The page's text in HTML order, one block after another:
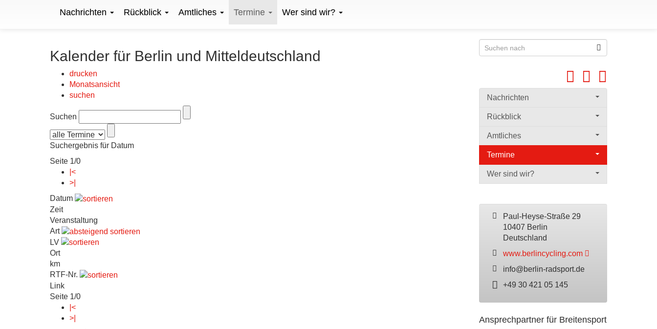
Nachrichten Rückblick Amtliches Termine Wer sind wir?
Kalender für Berlin und Mitteldeutschland
drucken
Monatsansicht
suchen
Suchen
Suchergebnis für Datum
Seite 1/0
|<
>|
Datum
Zeit
Veranstaltung
Art
LV
Ort
km
RTF-Nr.
Link
Seite 1/0
|<
>|
Nachrichten
Rückblick
Amtliches
Termine
Wer sind wir?
Paul-Heyse-Straße 29
10407 Berlin
Deutschland
www.berlincycling.com
info@berlin-radsport.de
+49 30 421 05 145
Ansprechpartner für Breitensport